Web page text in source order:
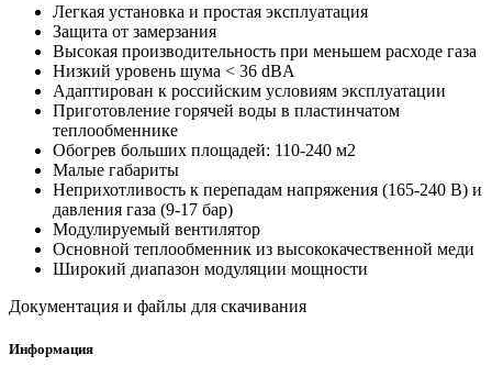
Легкая установка и простая эксплуатация
Защита от замерзания
Высокая производительность при меньшем расходе газа
Низкий уровень шума < 36 dBA
Адаптирован к российским условиям эксплуатации
Приготовление горячей воды в пластинчатом
теплообменнике
Обогрев больших площадей: 110-240 м2
Малые габариты
Неприхотливость к перепадам напряжения (165-240 В) и
давления газа (9-17 бар)
Модулируемый вентилятор
Основной теплообменник из высококачественной меди
Широкий диапазон модуляции мощности
Документация и файлы для скачивания
Информация